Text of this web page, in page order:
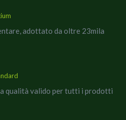
insaporire il tutto.
rosolare il prosciutto cotto a
taglgiato a piccoli cubetti,
ed olive.
scolare, mettere una parte
bordi alti, spadellare per bene,
di ricotta affumicata e servire.
adottato da oltre 23mila
qualità valido per tutti i prodotti